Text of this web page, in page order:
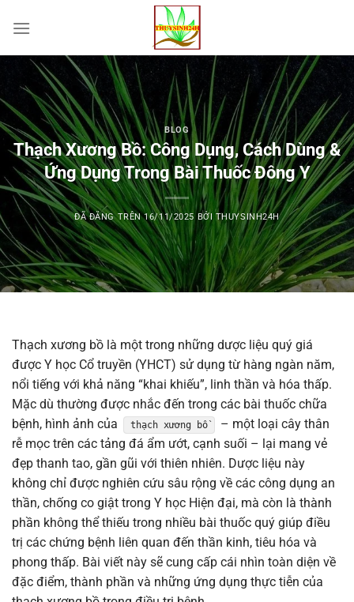
đến
BLOG
Thạch Xương Bồ: Công Dụng, Cách Dùng &
Ứng Dụng Trong Bài Thuốc Đông Y
ĐÃ ĐĂNG TRÊN16/11/2025 BỞI THUYSINH24H
Thạch xương bồ là một trong những dược liệu quý giá
được Y học Cổ truyền (YHCT) sử dụng từ hàng ngàn năm,
nổi tiếng với khả năng “khai khiếu”, linh thần và hóa thấp.
Mặc dù thường được nhắc đến trong các bài thuốc chữa
bệnh, hình ảnh của
thạch xương bồ
– một loại cây thân
rễ mọc trên các tảng đá ẩm ướt, cạnh suối – lại mang vẻ
đẹp thanh tao, gần gũi với thiên nhiên. Dược liệu này
không chỉ được nghiên cứu sâu rộng về các công dụng an
thần, chống co giật trong Y học Hiện đại, mà còn là thành
phần không thể thiếu trong nhiều bài thuốc quý giúp điều
trị các chứng bệnh liên quan đến thần kinh, tiêu hóa và
phong thấp. Bài viết này sẽ cung cấp cái nhìn toàn diện về
đặc điểm, thành phần và những ứng dụng thực tiễn của